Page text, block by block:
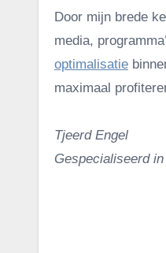
Door mijn brede
media,
optimalisatie
maximaal
Tjeerd Engel
Gespecialiseerd